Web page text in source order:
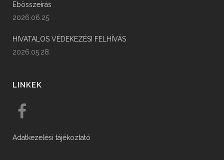
Ebösszeírás
2026.06.25.
HIVATALOS VÉDEKEZÉSI FELHÍVÁS
2026.05.28.
LINKEK
Adatkezelési tájékoztató